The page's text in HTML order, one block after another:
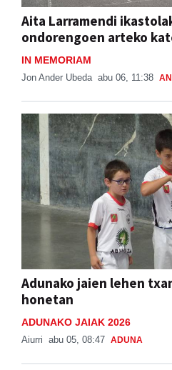
Aita Larramendi
ondorengoen arteko
IN MEMORIAM
Jon Ander Ubeda abu 06, 11:38
Adunako jaien lehen
honetan
ADUNAKO JAIAK 2026
Aiurri abu 05, 08:47 ADUNA